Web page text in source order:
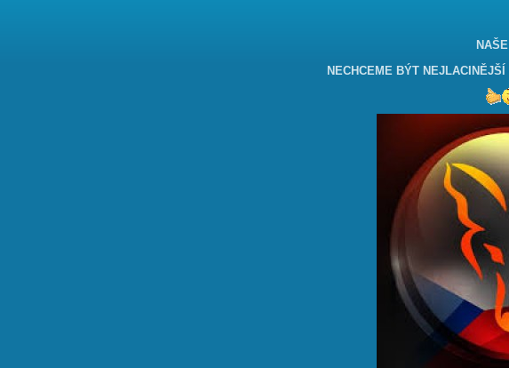
NECHCEME BÝT